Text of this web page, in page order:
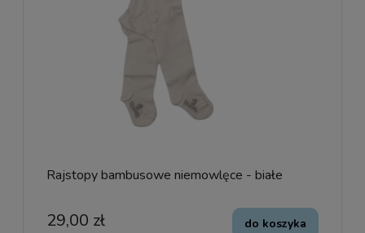
Rajstopy bambusowe niemowlęce - białe
29,00 zł do koszyka